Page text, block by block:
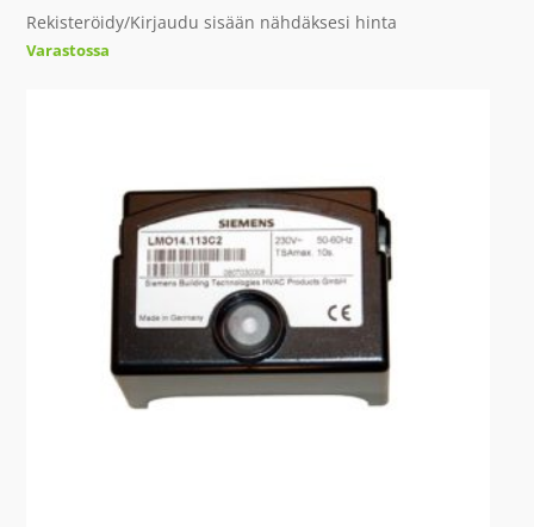
Rekisteröidy/Kirjaudu sisään nähdäksesi hinta
Varastossa